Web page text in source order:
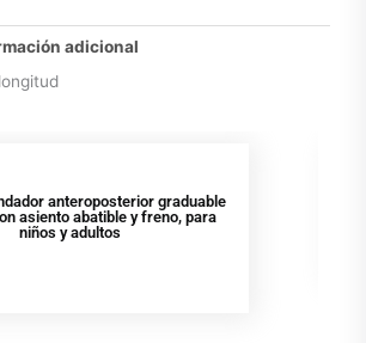
adicional
anteroposterior graduable
asiento abatible y freno, para
niños y adultos